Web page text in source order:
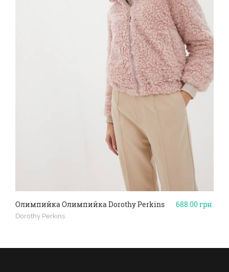
688.00грн.
Олимпийка Олимпийка Dorothy Perkins
Dorothy Perkins